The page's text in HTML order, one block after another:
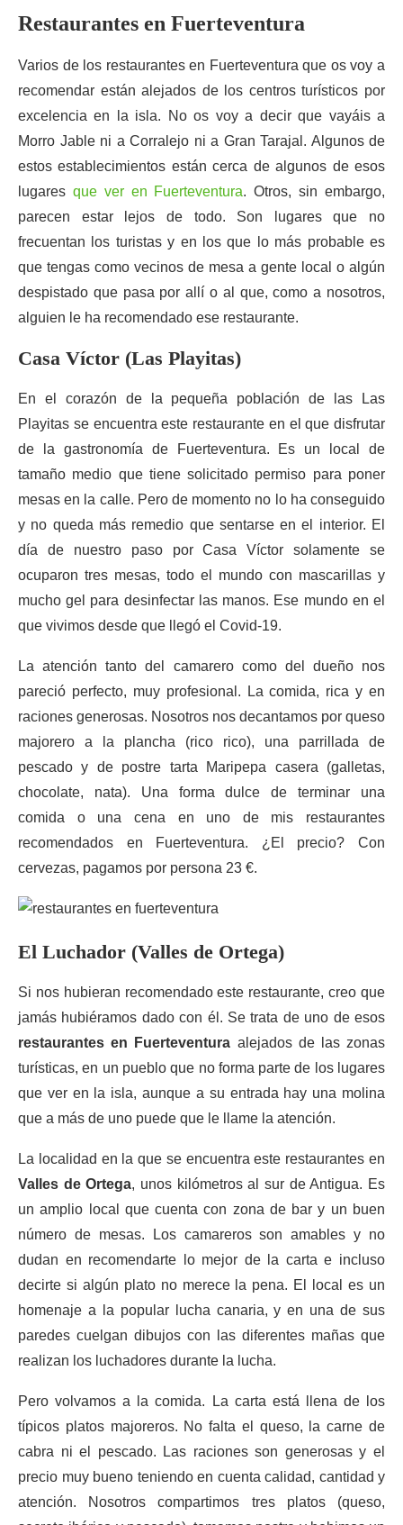
Restaurantes en Fuerteventura
Varios de los restaurantes en Fuerteventura que os voy a
recomendar están alejados de los centros turísticos por
excelencia en la isla. No os voy a decir que vayáis a
Morro Jable ni a Corralejo ni a Gran Tarajal. Algunos de
estos establecimientos están cerca de algunos de esos
lugares que ver en Fuerteventura. Otros, sin embargo,
parecen estar lejos de todo. Son lugares que no
frecuentan los turistas y en los que lo más probable es
que tengas como vecinos de mesa a gente local o algún
despistado que pasa por allí o al que, como a nosotros,
alguien le ha recomendado ese restaurante.
Casa Víctor (Las Playitas)
En el corazón de la pequeña población de las Las
Playitas se encuentra este restaurante en el que disfrutar
de la gastronomía de Fuerteventura. Es un local de
tamaño medio que tiene solicitado permiso para poner
mesas en la calle. Pero de momento no lo ha conseguido
y no queda más remedio que sentarse en el interior. El
día de nuestro paso por Casa Víctor solamente se
ocuparon tres mesas, todo el mundo con mascarillas y
mucho gel para desinfectar las manos. Ese mundo en el
que vivimos desde que llegó el Covid-19.
La atención tanto del camarero como del dueño nos
pareció perfecto, muy profesional. La comida, rica y en
raciones generosas. Nosotros nos decantamos por queso
majorero a la plancha (rico rico), una parrillada de
pescado y de postre tarta Maripepa casera (galletas,
chocolate, nata). Una forma dulce de terminar una
comida o una cena en uno de mis restaurantes
recomendados en Fuerteventura. ¿El precio? Con
cervezas, pagamos por persona 23 €.
El Luchador (Valles de Ortega)
Si nos hubieran recomendado este restaurante, creo que
jamás hubiéramos dado con él. Se trata de uno de esos
restaurantes en Fuerteventura alejados de las zonas
turísticas, en un pueblo que no forma parte de los lugares
que ver en la isla, aunque a su entrada hay una molina
que a más de uno puede que le llame la atención.
La localidad en la que se encuentra este restaurantes en
Valles de Ortega, unos kilómetros al sur de Antigua. Es
un amplio local que cuenta con zona de bar y un buen
número de mesas. Los camareros son amables y no
dudan en recomendarte lo mejor de la carta e incluso
decirte si algún plato no merece la pena. El local es un
homenaje a la popular lucha canaria, y en una de sus
paredes cuelgan dibujos con las diferentes mañas que
realizan los luchadores durante la lucha.
Pero volvamos a la comida. La carta está llena de los
típicos platos majoreros. No falta el queso, la carne de
cabra ni el pescado. Las raciones son generosas y el
precio muy bueno teniendo en cuenta calidad, cantidad y
atención. Nosotros compartimos tres platos (queso,